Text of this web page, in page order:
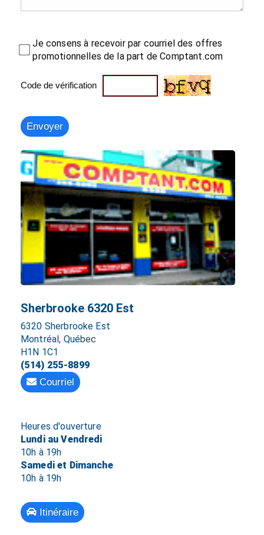
Je consens à recevoir par courriel des offres
promotionnelles de la part de Comptant.com
Code de vérification
Sherbrooke 6320 Est
6320 Sherbrooke Est
Montréal, Québec
H1N 1C1
(514) 255-8899
Courriel
Heures d'ouverture
Lundi au Vendredi
10h à 19h
Samedi et Dimanche
10h à 19h
Itinéraire